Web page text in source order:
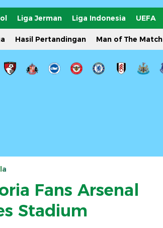
Liga Jerman Liga Indonesia UEFA
Hasil Pertandingan Man of The Match
Fans Arsenal
Stadium